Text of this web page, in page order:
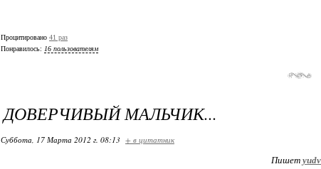
Процитировано 41 раз
Понравилось: 16 пользователям
ДОВЕРЧИВЫЙ МАЛЬЧИК...
Суббота, 17 Марта 2012 г. 08:13 + в цитатник
Пишет